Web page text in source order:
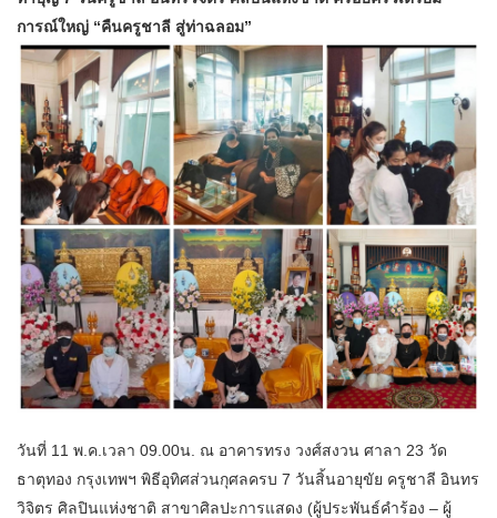
การณ์ใหญ่ “คืนครูชาลี สู่ท่าฉลอม”
วันที่ 11 พ.ค.เวลา 09.00น. ณ อาคารทรง วงศ์สงวน ศาลา 23 วัด
ธาตุทอง กรุงเทพฯ พิธีอุทิศส่วนกุศลครบ 7 วันสิ้นอายุขัย ครูชาลี อินทร
วิจิตร ศิลปินแห่งชาติ สาขาศิลปะการแสดง (ผู้ประพันธ์คำร้อง – ผู้